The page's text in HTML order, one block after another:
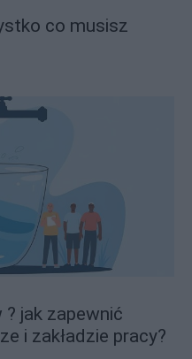
co musisz
jak zapewnić
i zakładzie pracy?